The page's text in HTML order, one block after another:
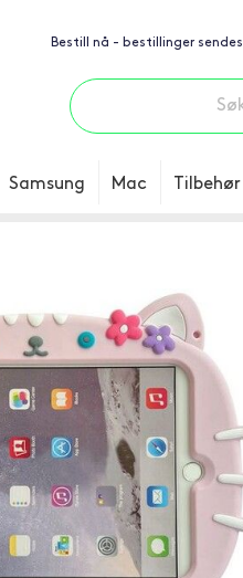
Bestill nå - bestillinger sendes
Samsung Mac Tilbehør